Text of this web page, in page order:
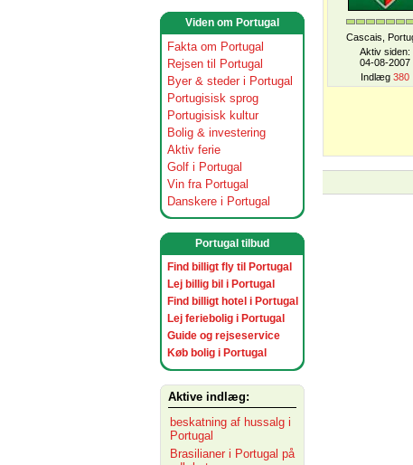
Viden om Portugal
Fakta om Portugal
Rejsen til Portugal
Byer & steder i Portugal
Portugisisk sprog
Portugisisk kultur
Bolig & investering
Aktiv ferie
Golf i Portugal
Vin fra Portugal
Danskere i Portugal
Portugal tilbud
Find billigt fly til Portugal
Lej billig bil i Portugal
Find billigt hotel i Portugal
Lej feriebolig i Portugal
Guide og rejseservice
Køb bolig i Portugal
Aktive indlæg:
beskatning af hussalg i
Portugal
Brasilianer i Portugal på
Cascais,
Aktiv siden:
04-08-2007
Indlæg 380